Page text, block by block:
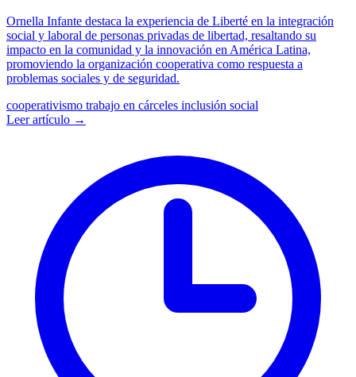
Ornella Infante destaca la experiencia de Liberté en la integración
social y laboral de personas privadas de libertad, resaltando su
impacto en la comunidad y la innovación en América Latina,
promoviendo la organización cooperativa como respuesta a
problemas sociales y de seguridad.
cooperativismo trabajo en cárceles inclusión social
Leer artículo →